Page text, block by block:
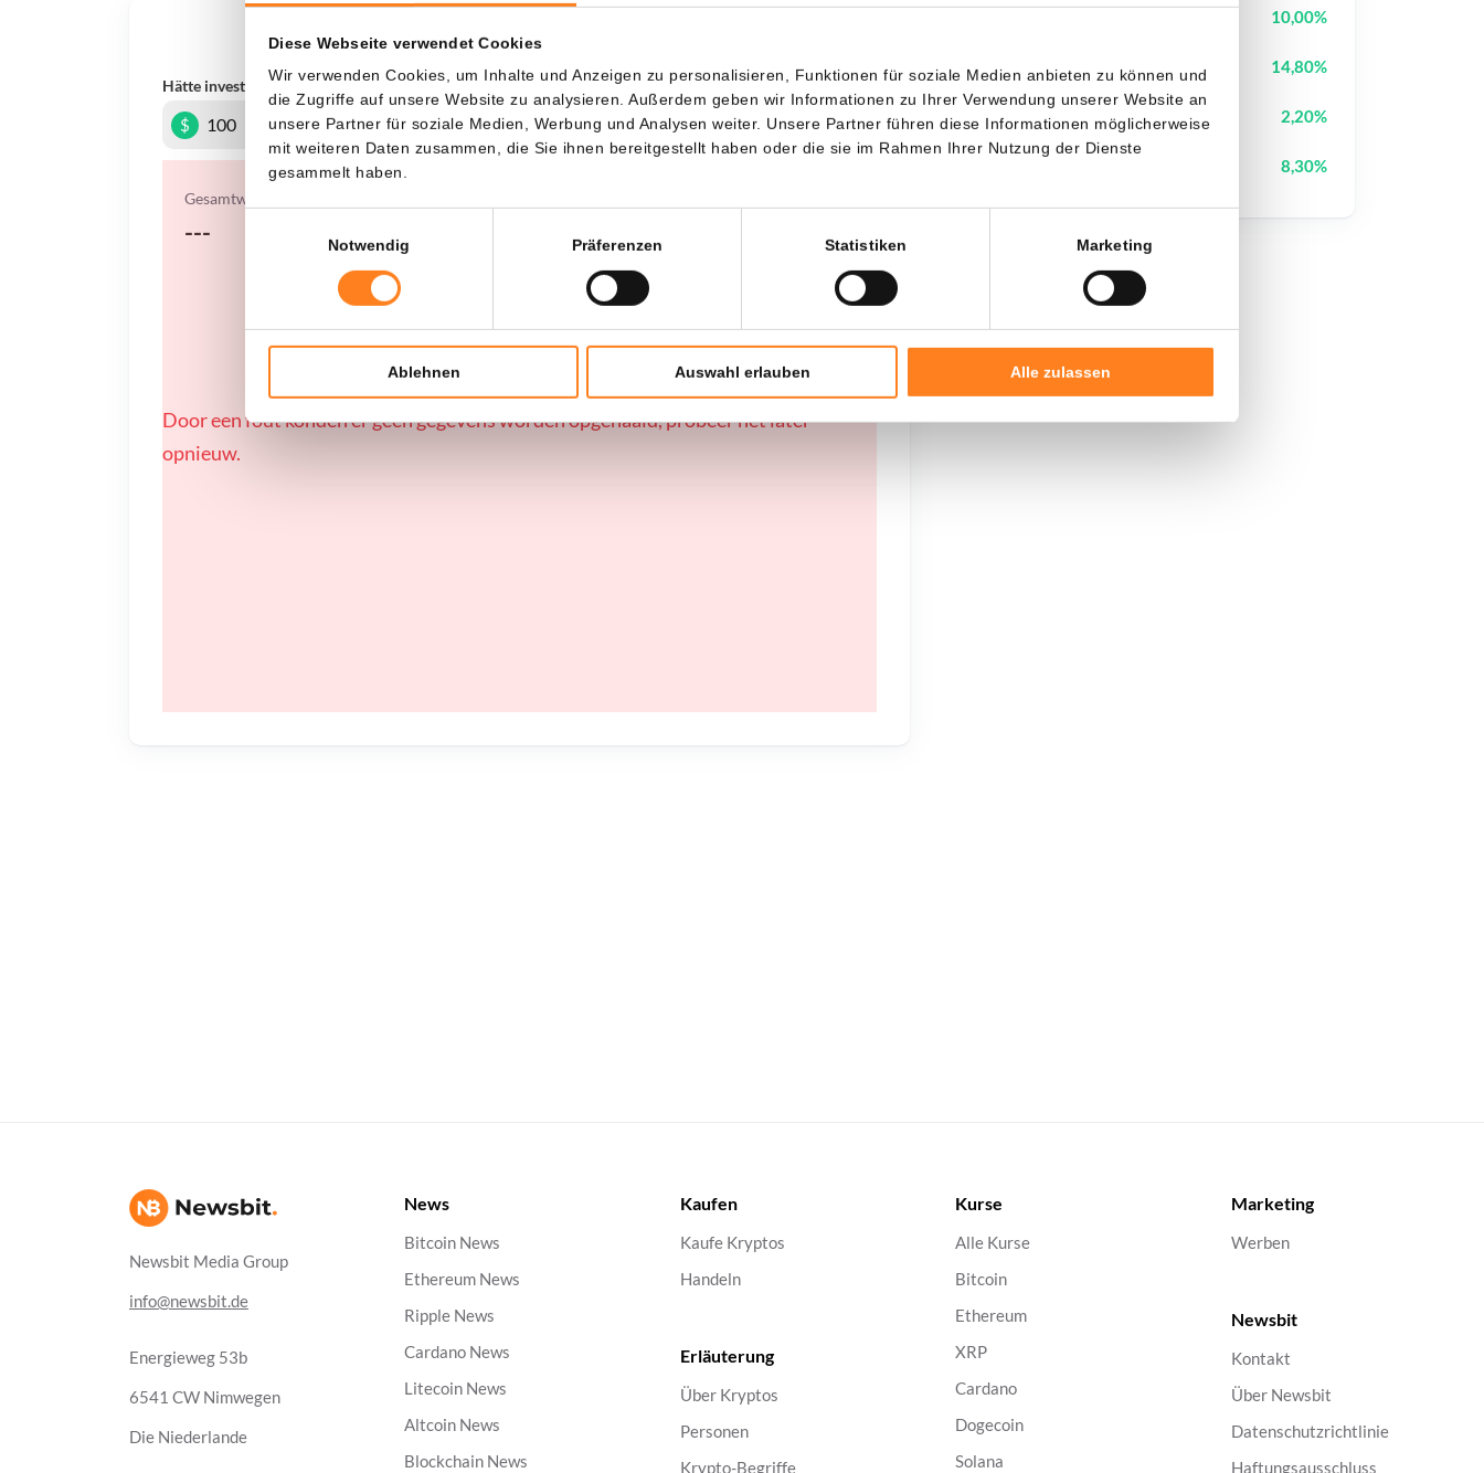
Diese Webseite verwendet Cookies
Wir verwenden Cookies, um Inhalte und Anzeigen zu personalisieren, Funktionen für soziale Medien anbieten zu können und
die Zugriffe auf unsere Website zu analysieren. Außerdem geben wir Informationen zu Ihrer Verwendung unserer Website an
unsere Partner für soziale Medien, Werbung und Analysen weiter. Unsere Partner führen diese Informationen möglicherweise
mit weiteren Daten zusammen, die Sie ihnen bereitgestellt haben oder die sie im Rahmen Ihrer Nutzung der Dienste
gesammelt haben.
Notwendig
Präferenzen Statistiken Marketing
Ablehnen Auswahl erlauben Alle zulassen
Was, wenn ich...?
Hätte investiert In Jede Seit
$
Gesamtwert
---
Door een fout konden er geen gegevens worden opgehaald, probeer het later
opnieuw.
10,00%
Cash Cat CASHCAT 14,80%
Pudgy Penguins PENGU 2,20%
8,30%
Newsbit Media Group
info@newsbit.de
Energieweg 53b
6541 CW Nimwegen
Die Niederlande
News
Bitcoin News
Ethereum News
Ripple News
Cardano News
Litecoin News
Altcoin News
Blockchain News
Kaufen
Kaufe Kryptos
Handeln
Erläuterung
Über Kryptos
Personen
Krypto-Begriffe
Kurse
Alle Kurse
Bitcoin
Ethereum
XRP
Cardano
Dogecoin
Solana
Marketing
Werben
Newsbit
Kontakt
Über Newsbit
Datenschutzrichtlinie
Haftungsausschluss